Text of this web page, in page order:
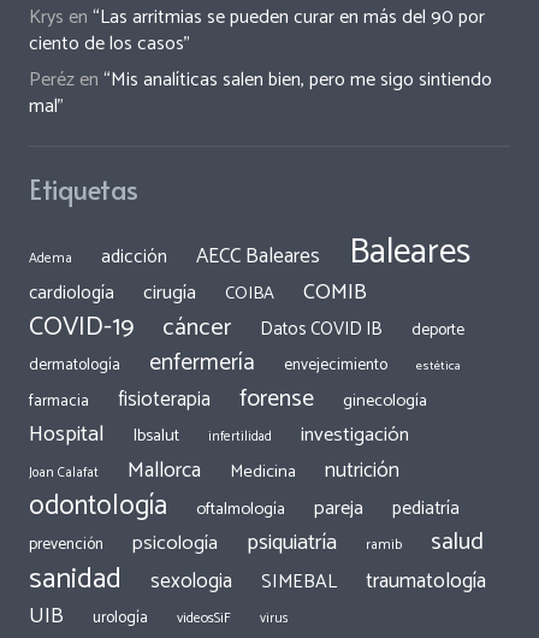
Krys en“Las arritmias se pueden curar en más del 90 por
ciento de los casos”
Perézen“Mis analíticas salen bien, pero me sigo sintiendo
mal”
Etiquetas
Adema adicción AECC Baleares Baleares
cardiología cirugía COIBA COMIB
COVID-19 cáncer Datos COVID IB
deporte
dermatología
enfermería envejecimiento estética
farmacia fisioterapia forense ginecología
Hospital Ibsalut infertilidad investigación
Joan Calafat Mallorca Medicina nutrición
odontología oftalmología pareja pediatría
prevención psicología psiquiatría ramib salud
sanidad sexologia SIMEBAL traumatología
UIB urología videosSiF virus